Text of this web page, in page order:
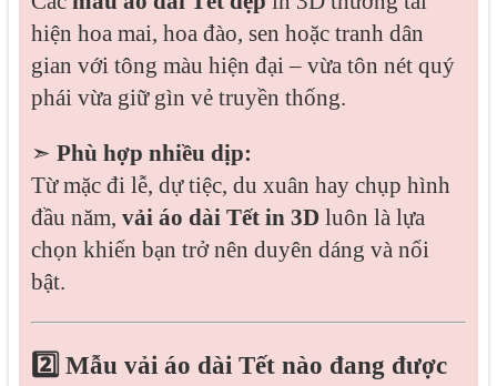
hiện hoa mai, hoa đào, sen hoặc tranh dân
gian với tông màu hiện đại – vừa tôn nét quý
phái vừa giữ gìn vẻ truyền thống.
➣ Phù hợp nhiều dịp:
Từ mặc đi lễ, dự tiệc, du xuân hay chụp hình
đầu năm, vải áo dài Tết in 3D luôn là lựa
chọn khiến bạn trở nên duyên dáng và nổi
bật.
2️⃣ Mẫu vải áo dài Tếtnào đang được